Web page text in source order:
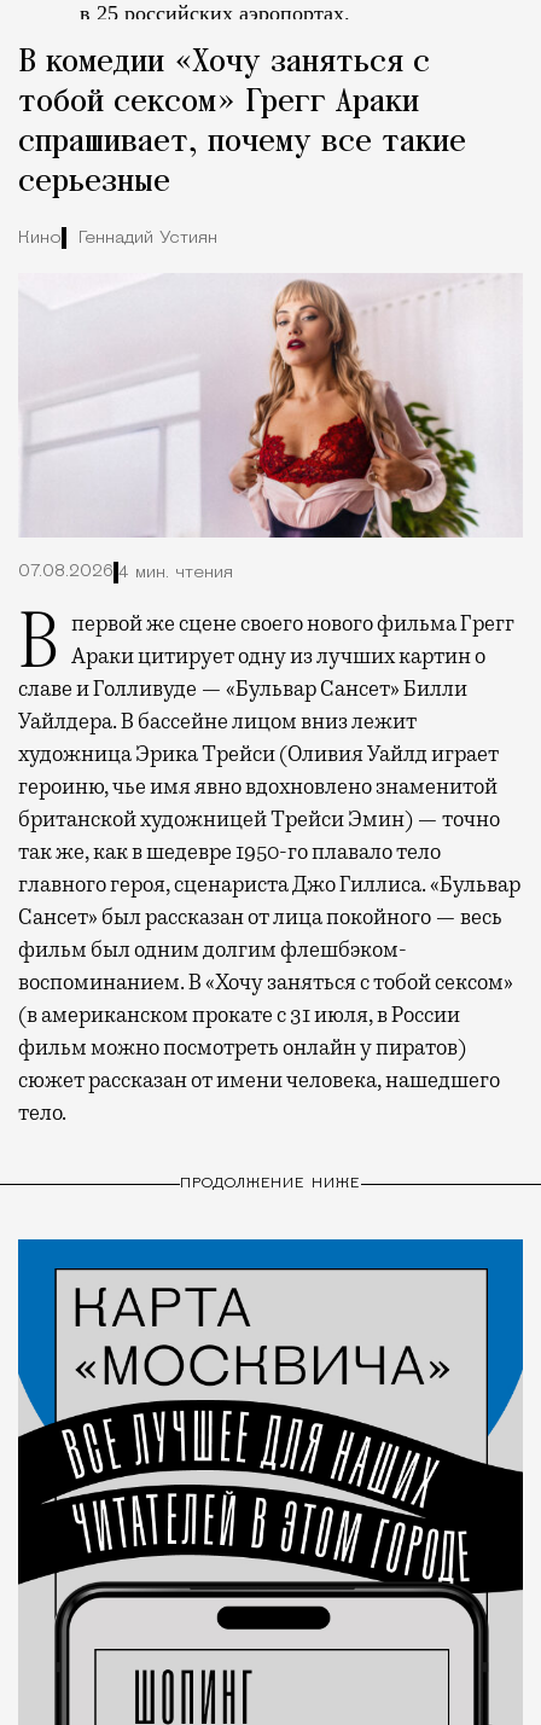
в 25 российских аэропортах.
В комедии «Хочу заняться с
тобой сексом» Грегг Араки
спрашивает, почему все такие
серьезные
Кино Геннадий Устиян
07.08.2026 4 мин. чтения
В первой же сцене своего нового фильма Грегг Араки цитирует одну из лучших картин о
славе и Голливуде — «Бульвар Сансет» Билли
Уайлдера. В бассейне лицом вниз лежит
художница Эрика Трейси (Оливия Уайлд играет
героиню, чье имя явно вдохновлено знаменитой
британской художницей Трейси Эмин) — точно
так же, как в шедевре 1950-го плавало тело
главного героя, сценариста Джо Гиллиса. «Бульвар
Сансет» был рассказан от лица покойного — весь
фильм был одним долгим флешбэком-
воспоминанием. В «Хочу заняться с тобой сексом»
(в американском прокате с 31 июля, в России
фильм можно посмотреть онлайн у пиратов)
сюжет рассказан от имени человека, нашедшего
тело.
ПРОДОЛЖЕНИЕ НИЖЕ